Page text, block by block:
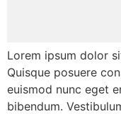
Lorem ipsum dolor
Quisque posuere
euismod nunc eget
bibendum.